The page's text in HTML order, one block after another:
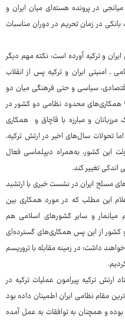
در پرونده هسته‌ای میان ایران و
در زمان تحریم در دوران مناسبات
و ترکیه آورده است: نکته مهم دیگر
ـ امنیتی ایران و ترکیه پس از انقلاب
سیاسی و حتی فرهنگی میان دو
کشور نبوده است. عمده همکاری‌ها تا سال ۹۶ همکاری‌های محدود نظامی دو کشور در
و مبارزه با قاچاق و همکاری
تحولات سال‌های اخیر در ارتش ترکیه،
این کشور، به‌همراه دیپلماسی فعال
تغییر کند.
مسلح ایران در نشست خبری با ارتشبد
این مطلب که در مورد همکاری بین
و سایر کشورهای اسلامی هم
کشور از این پس همکاری‌های گسترده‌ای
داشت؛ در زمینه مقابله با تروریسم
‌ستاد ارتش ترکیه پیرامون عملیات ترکیه در
مقام نظامی ایران اطمینان داده بود
بوده و همچنان به توافقات به عمل آمده